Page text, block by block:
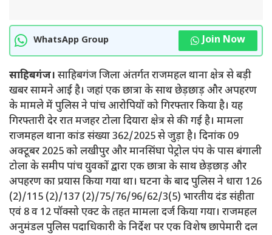
WhatsApp Group Join Now
साहिबगंज। साहिबगंज जिला अंतर्गत राजमहल थाना क्षेत्र से बड़ी
खबर सामने आई है। जहां एक छात्रा के साथ छेड़छाड़ और अपहरण
के मामले में पुलिस ने पांच आरोपियों को गिरफ्तार किया है। यह
गिरफ्तारी देर रात मजहर टोला दियारा क्षेत्र से की गई है। मामला
राजमहल थाना कांड संख्या 362/2025 से जुड़ा है। दिनांक 09
अक्टूबर 2025 को लखीपुर और मानसिंघा पेट्रोल पंप के पास बंगाली
टोला के समीप पांच युवकों द्वारा एक छात्रा के साथ छेड़छाड़ और
अपहरण का प्रयास किया गया था। घटना के बाद पुलिस ने धारा 126
(2)/115 (2)/137 (2)/75/76/96/62/3(5) भारतीय दंड संहीता
एवं 8 व 12 पॉक्सो एक्ट के तहत मामला दर्ज किया गया। राजमहल
अनुमंडल पुलिस पदाधिकारी के निर्देश पर एक विशेष छापेमारी दल